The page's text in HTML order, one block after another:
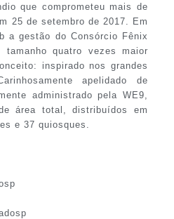
que comprometeu mais de
25 de setembro de 2017. Em
a gestão do Consórcio Fênix
quatro vezes maior
inspirado nos grandes
apelidado de
administrado pela WE9,
área total, distribuídos em
e 37 quiosques.